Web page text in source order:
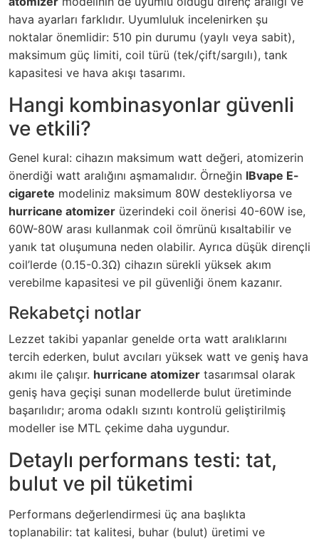
hava ayarları farklıdır. Uyumluluk incelenirken şu
noktalar önemlidir: 510 pin durumu (yaylı veya sabit),
maksimum güç limiti, coil türü (tek/çift/sargılı), tank
kapasitesi ve hava akışı tasarımı.
Hangi kombinasyonlar güvenli
ve etkili?
Genel kural: cihazın maksimum watt değeri, atomizerin
önerdiği watt aralığını aşmamalıdır. Örneğin IBvape E-
cigarete modeliniz maksimum 80W destekliyorsa ve
hurricane atomizer üzerindeki coil önerisi 40-60W ise,
60W-80W arası kullanmak coil ömrünü kısaltabilir ve
yanık tat oluşumuna neden olabilir. Ayrıca düşük dirençli
coil’lerde (0.15-0.3Ω) cihazın sürekli yüksek akım
verebilme kapasitesi ve pil güvenliği önem kazanır.
Rekabetçi notlar
Lezzet takibi yapanlar genelde orta watt aralıklarını
tercih ederken, bulut avcıları yüksek watt ve geniş hava
akımı ile çalışır. hurricane atomizer tasarımsal olarak
geniş hava geçişi sunan modellerde bulut üretiminde
başarılıdır; aroma odaklı sızıntı kontrolü geliştirilmiş
modeller ise MTL çekime daha uygundur.
Detaylı performans testi: tat,
bulut ve pil tüketimi
Performans değerlendirmesi üç ana başlıkta
toplanabilir: tat kalitesi, buhar (bulut) üretimi ve